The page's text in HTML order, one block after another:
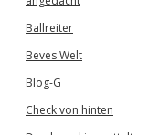
Ballreiter
Beves Welt
Blog-G
Check von hinten